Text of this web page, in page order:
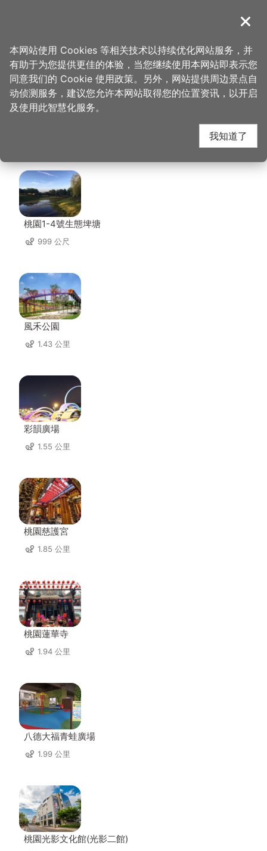
導覽
首页 > 想去的地方 > 美食、购物 > 初。手作牛肉拉面
初。手作牛肉拉面 周边
景点
桃園1-4號生態埤塘
999 公尺
風禾公園
1.43 公里
彩韻廣場
1.55 公里
桃園慈護宮
1.85 公里
桃園蓮華寺
1.94 公里
八德大福青蛙廣場
1.99 公里
桃園光影文化館(光影二館)
关闭
本网站使用 Cookies 等相关技术以持续优化网站服务，并
有助于为您提供更佳的体验，当您继续使用本网站即表示您
同意我们的 Cookie 使用政策。另外，网站提供周边景点自
动侦测服务，建议您允许本网站取得您的位置资讯，以开启
及使用此智慧化服务。
我知道了